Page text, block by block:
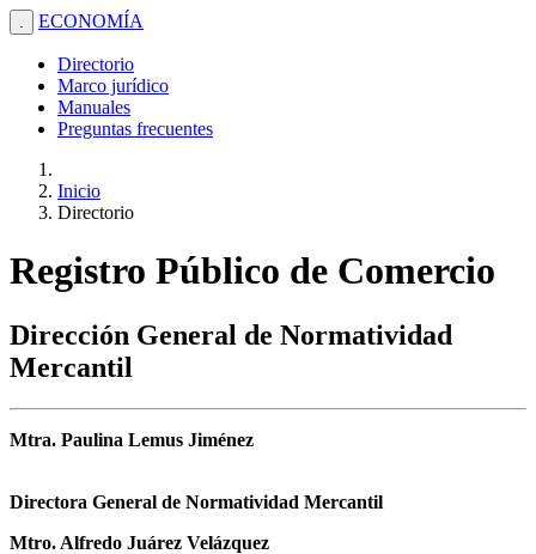
. ECONOMÍA
Directorio
Marco jurídico
Manuales
Preguntas frecuentes
Inicio
Directorio
Registro Público de Comercio
Dirección General de Normatividad
Mercantil
Mtra. Paulina Lemus Jiménez
Directora General de Normatividad Mercantil
Mtro. Alfredo Juárez Velázquez